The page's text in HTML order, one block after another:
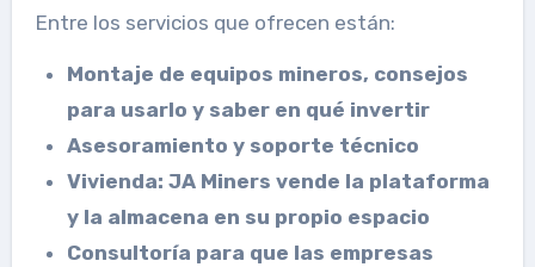
Entre los servicios que ofrecen están:
Montaje de equipos mineros, consejos
para usarlo y saber en qué invertir
Asesoramiento y soporte técnico
Vivienda: JA Miners vende la plataforma
y la almacena en su propio espacio
Consultoría para que las empresas